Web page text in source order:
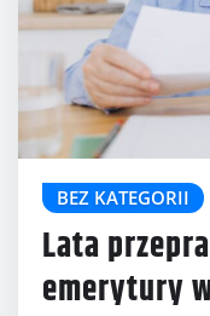
BEZ KATEGORII
Lata
emerytury